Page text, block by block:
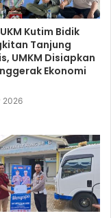
Kutim Bidik
Tanjung
UMKM Disiapkan
Ekonomi
2026